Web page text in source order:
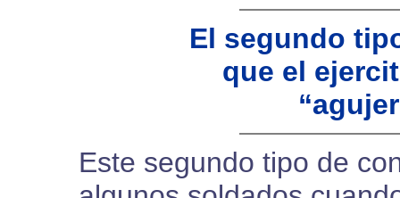
El segundo
que el
Este segundo tipo de